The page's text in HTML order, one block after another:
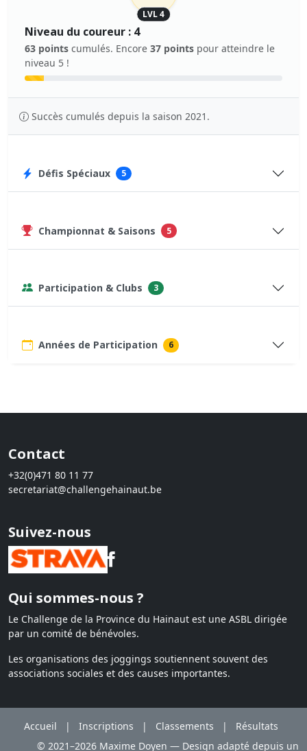
LVL 4
Niveau du coureur : 4
63 points cumulés. Encore 37 points pour atteindre le
niveau 5 !
Succès cumulés depuis la saison 2021.
Défis Spéciaux 5
Championnat & Saisons 5
Participation & Clubs 3
Années de Participation 6
Contact
+32(0)471 80 11 77
secretariat@challengehainaut.be
Suivez-nous
Qui sommes-nous ?
Le Challenge de la Province du Hainaut est une ASBL dirigée
par un comité de bénévoles.
Les organisations des joggings soutiennent souvent des
associations sociales et des causes importantes.
Accueil | Inscriptions | Classements |
Résultats
© 2021–2026 Maxime Doyen — Design adapté depuis un